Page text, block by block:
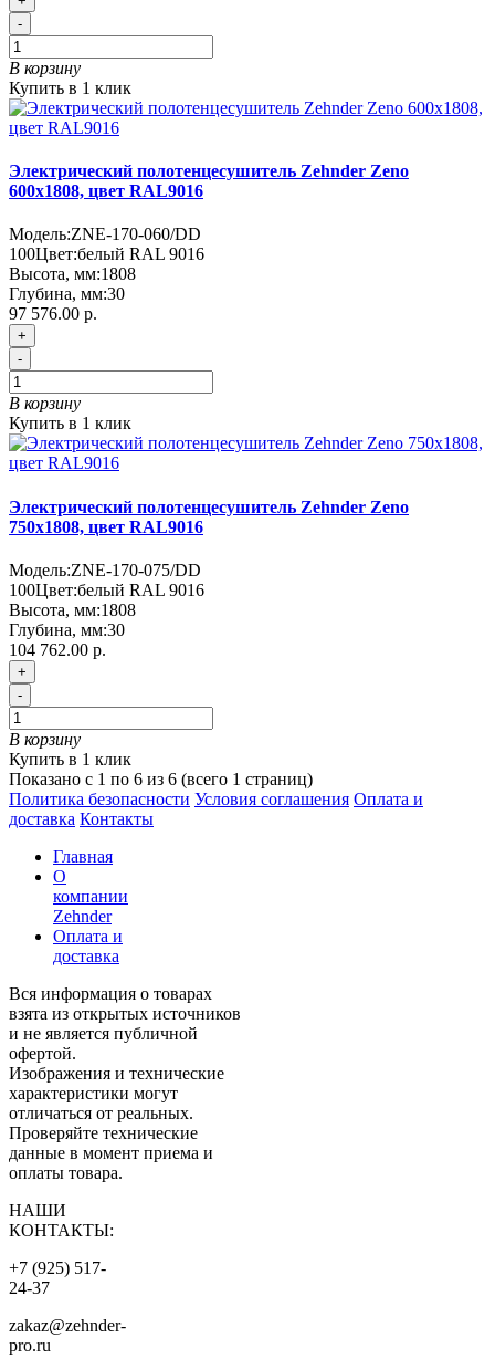
-
В корзину
Купить в 1 клик
Электрический полотенцесушитель Zehnder Zeno
600х1808, цвет RAL9016
Модель:ZNE-170-060/DD
100Цвет:белый RAL 9016
Высота, мм:1808
Глубина, мм:30
97 576.00 р.
+
-
В корзину
Купить в 1 клик
Электрический полотенцесушитель Zehnder Zeno
750х1808, цвет RAL9016
Модель:ZNE-170-075/DD
100Цвет:белый RAL 9016
Высота, мм:1808
Глубина, мм:30
104 762.00 р.
+
-
В корзину
Купить в 1 клик
Показано с 1 по 6 из 6 (всего 1 страниц)
Политика безопасности Условия соглашения Оплата и
доставка Контакты
Главная
О
компании
Zehnder
Оплата и
доставка
Вся информация о товарах
взята из открытых источников
и не является публичной
офертой.
Изображения и технические
характеристики могут
отличаться от реальных.
Проверяйте технические
данные в момент приема и
оплаты товара.
НАШИ
КОНТАКТЫ:
+7 (925) 517-
24-37
zakaz@zehnder-
pro.ru